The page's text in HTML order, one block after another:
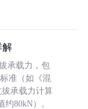
解
承载力，包
准（如《混
拔承载力计算
80kN）。